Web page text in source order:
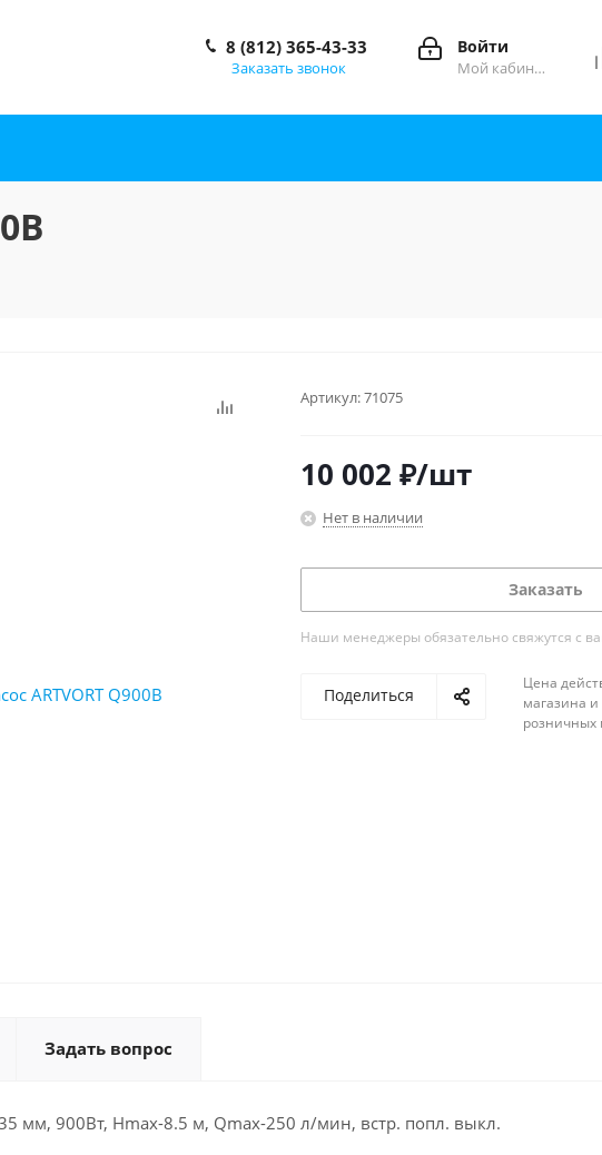
Войти
Мой кабинет
8 (812) 365-43-33
Заказать звонок
Артикул:71075
10 002 ₽/шт
Нет в наличии
Заказать
Наши менеджеры обязательно свяжутся с
Поделиться
Цена
магазина
розничных
Задать вопрос
мм, 900Вт, Hmax-8.5 м, Qmax-250 л/мин, встр. попл. выкл.